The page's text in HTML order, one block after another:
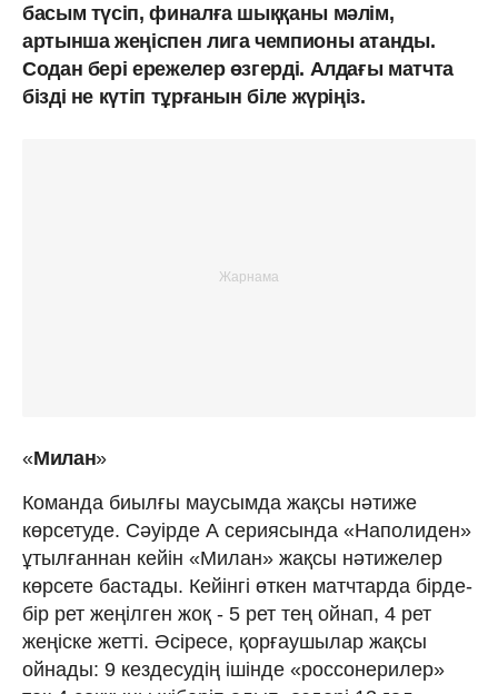
басым түсіп, финалға шыққаны мәлім,
артынша жеңіспен лига чемпионы атанды.
Содан бері ережелер өзгерді. Алдағы матчта
бізді не күтіп тұрғанын біле жүріңіз.
«Милан»
Команда биылғы маусымда жақсы нәтиже
көрсетуде. Сәуірде А сериясында «Наполиден»
ұтылғаннан кейін «Милан» жақсы нәтижелер
көрсете бастады. Кейінгі өткен матчтарда бірде-
бір рет жеңілген жоқ - 5 рет тең ойнап, 4 рет
жеңіске жетті. Әсіресе, қорғаушылар жақсы
ойнады: 9 кездесудің ішінде «россонерилер»